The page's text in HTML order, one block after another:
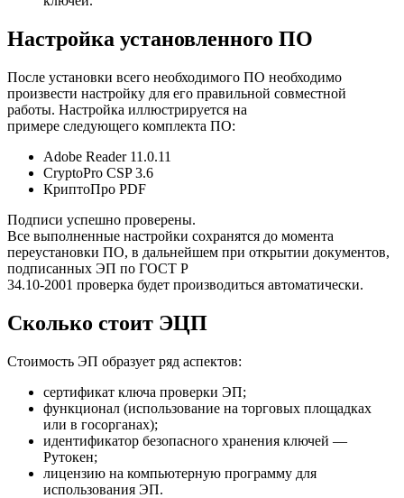
Настройка установленного ПО
После установки всего необходимого ПО необходимо
произвести настройку для его правильной совместной
работы. Настройка иллюстрируется на
примере следующего комплекта ПО:
Adobe Reader 11.0.11
CryptoPro CSP 3.6
КриптоПро PDF
Подписи успешно проверены.
Все выполненные настройки сохранятся до момента
переустановки ПО, в дальнейшем при открытии документов,
подписанных ЭП по ГОСТ Р
34.10-2001 проверка будет производиться автоматически.
Сколько стоит ЭЦП
Стоимость ЭП образует ряд аспектов:
сертификат ключа проверки ЭП;
функционал (использование на торговых площадках
или в госорганах);
идентификатор безопасного хранения ключей —
Рутокен;
лицензию на компьютерную программу для
использования ЭП.